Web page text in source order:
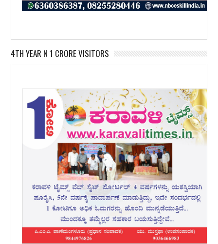
4TH YEAR N 1 CRORE VISITORS